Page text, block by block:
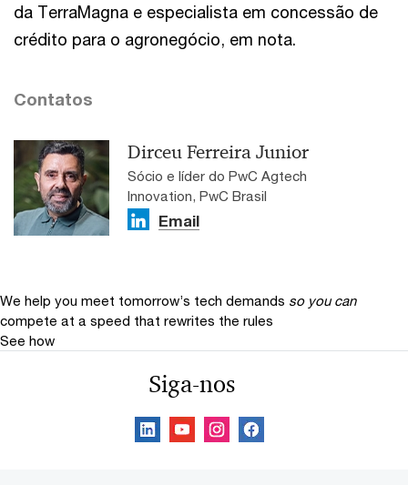
da TerraMagna e especialista em concessão de
crédito para o agronegócio, em nota.
Contatos
Dirceu Ferreira Junior
Sócio e líder do PwC Agtech
Innovation, PwC Brasil
Email
We help you meet tomorrow’s tech demands so you can
compete at a speed that rewrites the rules
See how
Siga-nos